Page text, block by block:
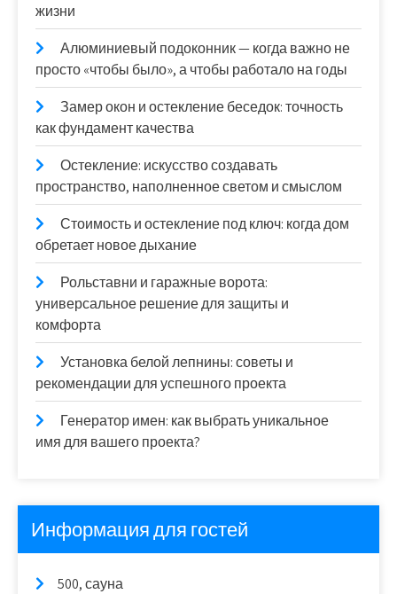
жизни
Алюминиевый подоконник — когда важно не
просто «чтобы было», а чтобы работало на годы
Замер окон и остекление беседок: точность
как фундамент качества
Остекление: искусство создавать
пространство, наполненное светом и смыслом
Стоимость и остекление под ключ: когда дом
обретает новое дыхание
Рольставни и гаражные ворота:
универсальное решение для защиты и
комфорта
Установка белой лепнины: советы и
рекомендации для успешного проекта
Генератор имен: как выбрать уникальное
имя для вашего проекта?
Информация для гостей
500, сауна